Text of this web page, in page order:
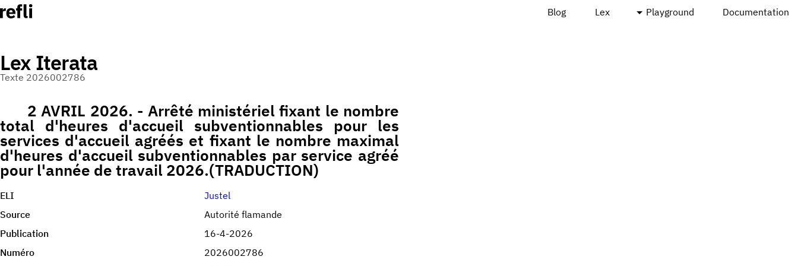
Blog Lex Playground Documentation
Lex Iterata
Texte 2026002786
2 AVRIL 2026. - Arrêté ministériel fixant le nombre
total d'heures d'accueil subventionnables pour les
services d'accueil agréés et fixant le nombre maximal
d'heures d'accueil subventionnables par service agréé
pour l'année de travail 2026.(TRADUCTION)
ELI
Justel
Source
Autorité flamande
Publication
16-4-2026
Numéro
2026002786